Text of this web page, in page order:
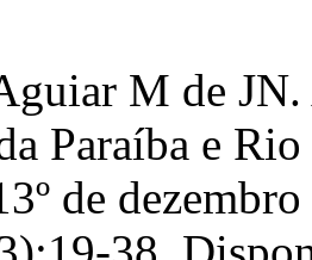
M de
Paraíba e
de